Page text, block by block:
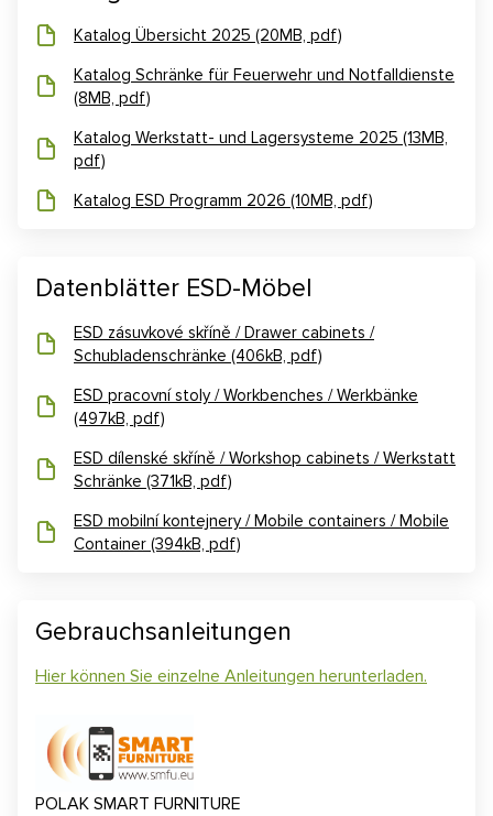
Katalog Übersicht 2025 (20MB, pdf)
Katalog Schränke für Feuerwehr und Notfalldienste
(8MB, pdf)
Katalog Werkstatt- und Lagersysteme 2025 (13MB,
pdf)
Katalog ESD Programm 2026 (10MB, pdf)
Datenblätter ESD-Möbel
ESD zásuvkové skříně / Drawer cabinets /
Schubladenschränke (406kB, pdf)
ESD pracovní stoly / Workbenches / Werkbänke
(497kB, pdf)
ESD dílenské skříně / Workshop cabinets / Werkstatt
Schränke (371kB, pdf)
ESD mobilní kontejnery / Mobile containers / Mobile
Container (394kB, pdf)
Gebrauchsanleitungen
Hier können Sie einzelne Anleitungen herunterladen.
POLAK SMART FURNITURE